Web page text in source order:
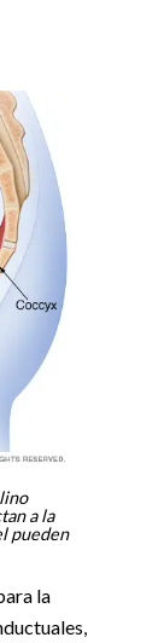
a la
pueden
la